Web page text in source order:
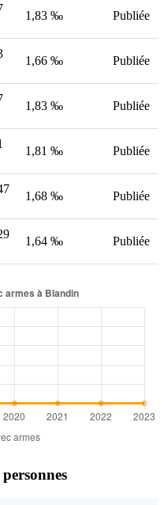
1,83 ‰ Publiée
1,66 ‰ Publiée
1,83 ‰ Publiée
1,81 ‰ Publiée
1,68 ‰ Publiée
1,64 ‰ Publiée